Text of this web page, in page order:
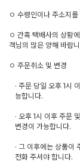
ㅇ 수령인이나 주소지
ㅇ 간혹 택배사의 상황
객님의 많은 양해 바랍
ㅇ 주문취소 및 변경
· 주문 당일 오후 1시
능합니다.
· 오후 1시 이후 주문
변경이 가능합니다.
· 그 이후에는 상품이
전화 주셔야 합니다.